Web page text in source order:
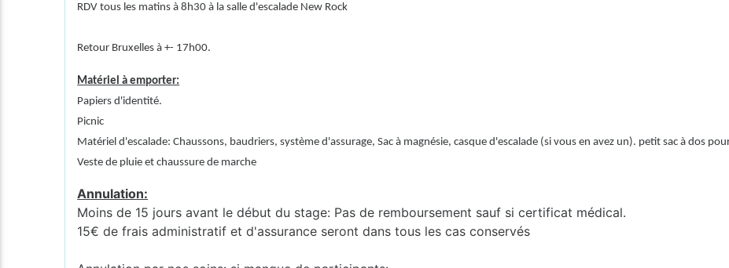
RDV tous les matins à 8h30 à la salle d'escalade New Rock
Retour Bruxelles à +- 17h00.
Matériel à emporter:
Papiers d'identité.
Picnic
Matériel d'escalade: Chaussons, baudriers, système d'assurage, Sac à magnésie, casque d'escalade (si vous en avez un). petit sac à dos
Veste de pluie et chaussure de marche
Annulation:
Moins de 15 jours avant le début du stage: Pas de remboursement sauf si certificat médical.
15€ de frais administratif et d'assurance seront dans tous les cas conservés